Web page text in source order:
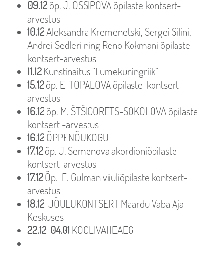
09.12õp. J. OSSIPOVA õpilaste kontsert-
arvestus
10.12Aleksandra Kremenetski, Sergei Silini,
Andrei Sedleri ning Reno Kokmani õpilaste
kontsert-arvestus
11.12Kunstinäitus “Lumekuningriik”
15.12õp. E. TOPALOVA õpilaste kontsert -
arvestus
16.12õp. M. ŠTŠIGORETS-SOKOLOVA õpilaste
kontsert -arvestus
16.12ÕPPENÕUKOGU
17.12õp. J. Semenova akordioniõpilaste
kontsert-arvestus
17.12Õp. E. Gulman viiuliõpilaste kontsert-
arvestus
18.12 JÕULUKONTSERT Maardu Vaba Aja
Keskuses
22.12-04.01 KOOLIVAHEAEG